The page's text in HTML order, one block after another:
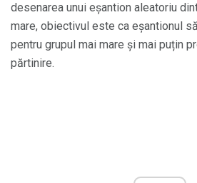
desenarea unui eșantion aleatoriu
mare, obiectivul este ca eșantionul
pentru grupul mai mare și mai puțin
părtinire.